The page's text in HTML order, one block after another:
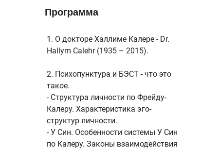
Программа
1. О докторе Халлиме Калере - Dr.
Hallym Calehr (1935 – 2015).
2. Психопунктура и БЭСТ - что это
такое.
- Структура личности по Фрейду-
Калеру. Характеристика эго-
структур личности.
- У Син. Особенности системы У Син
по Калеру. Законы взаимодействия